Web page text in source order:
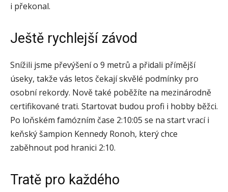
i překonal.
Ještě rychlejší závod
Snížili jsme převýšení o 9 metrů a přidali přímější
úseky, takže vás letos čekají skvělé podmínky pro
osobní rekordy. Nově také poběžíte na mezinárodně
certifikované trati. Startovat budou profi i hobby běžci.
Po loňském famózním čase 2:10:05 se na start vrací i
keňský šampion Kennedy Ronoh, který chce
zaběhnout pod hranici 2:10.
Tratě pro každého